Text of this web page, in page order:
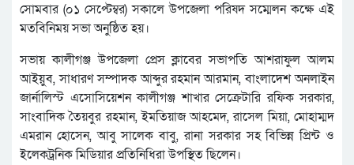
সোমবার (০১ সেপ্টেম্বর) সকালে উপজেলা পরিষদ সম্মেলন কক্ষে এই
মতবিনিময় সভা অনুষ্ঠিত হয়।
সভায় কালীগঞ্জ উপজেলা প্রেস ক্লাবের সভাপতি আশরাফুল আলম
আইয়ুব, সাধারণ সম্পাদক আব্দুর রহমান আরমান, বাংলাদেশ অনলাইন
জার্নালিস্ট এসোসিয়েশন কালীগঞ্জ শাখার সেক্রেটারি রফিক সরকার,
সাংবাদিক তৈয়বুর রহমান, ইমতিয়াজ আহমেদ, রাসেল মিয়া, মোহাম্মদ
এমরান হোসেন, আবু সালেক বাবু, রানা সরকার সহ বিভিন্ন প্রিন্ট ও
ইলেকট্রনিক মিডিয়ার প্রতিনিধিরা উপস্থিত ছিলেন।